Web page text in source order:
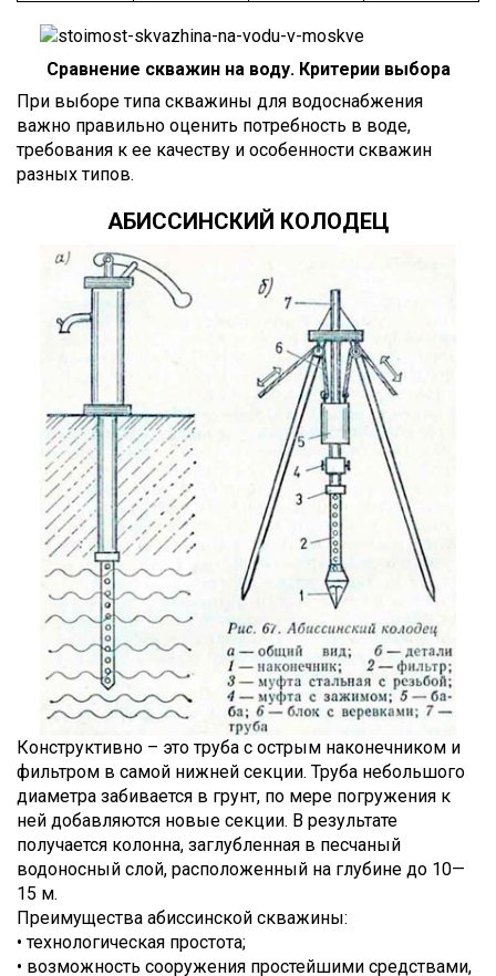
Сравнение скважин на воду. Критерии выбора
При выборе типа скважины для водоснабжения
важно правильно оценить потребность в воде,
требования к ее качеству и особенности скважин
разных типов.
АБИССИНСКИЙ КОЛОДЕЦ
Конструктивно – это труба с острым наконечником и
фильтром в самой нижней секции. Труба небольшого
диаметра забивается в грунт, по мере погружения к
ней добавляются новые секции. В результате
получается колонна, заглубленная в песчаный
водоносный слой, расположенный на глубине до 10—
15 м.
Преимущества абиссинской скважины:
• технологическая простота;
• возможность сооружения простейшими средствами,